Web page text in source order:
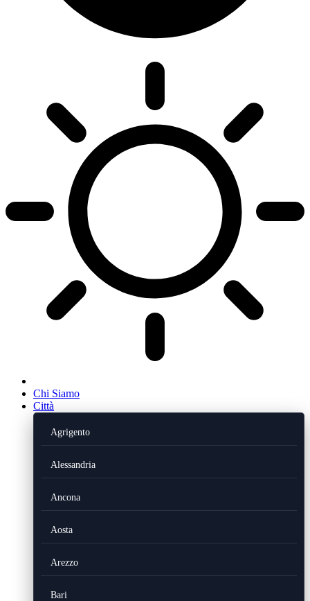
Chi Siamo
Città
Agrigento
Alessandria
Ancona
Aosta
Arezzo
Bari